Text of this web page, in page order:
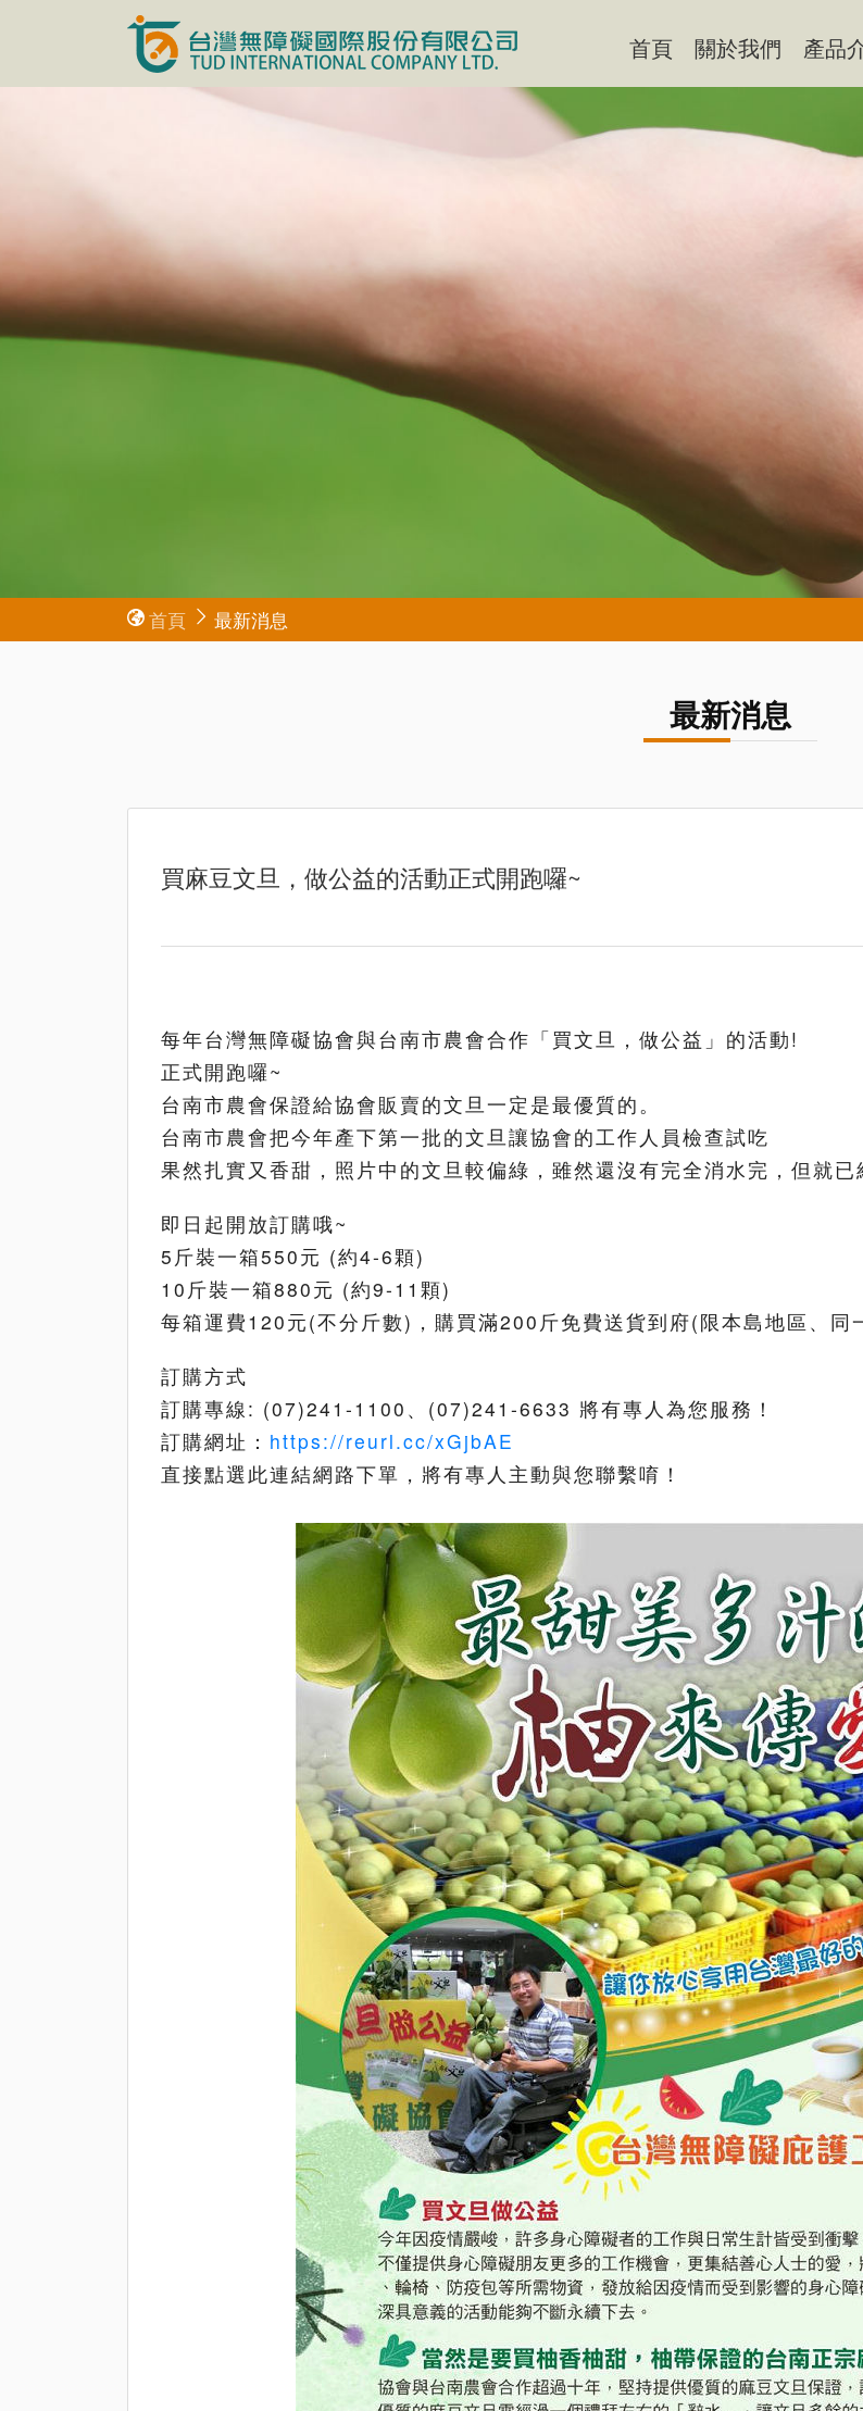
首頁 關於我們 產品
首頁 最新消息
最新消息
買麻豆文旦，做公益的活動正式開跑囉~
每年台灣無障礙協會與台南市農會合作「買文旦，做公益」的活動!
正式開跑囉~
台南市農會保證給協會販賣的文旦一定是最優質的。
台南市農會把今年產下第一批的文旦讓協會的工作人員檢查試吃
果然扎實又香甜，照片中的文旦較偏綠，雖然還沒有完全消水完，但就
即日起開放訂購哦~
5斤裝一箱550元 (約4-6顆)
10斤裝一箱880元 (約9-11顆)
每箱運費120元(不分斤數)，購買滿200斤免費送貨到府(限本島地區、同
訂購方式
訂購專線: (07)241-1100、(07)241-6633 將有專人為您服務！
訂購網址： https://reurl.cc/xGjbAE
直接點選此連結網路下單，將有專人主動與您聯繫唷！